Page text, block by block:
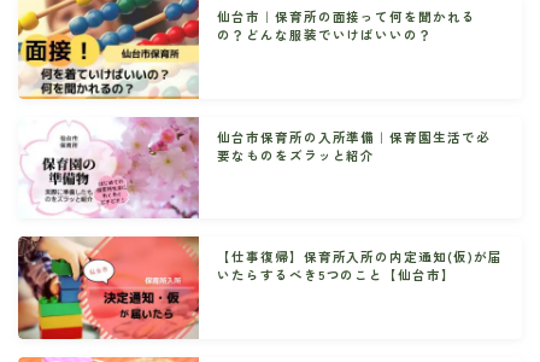
仙台市｜保育所の面接って何を聞かれる
の？どんな服装でいけばいいの？
仙台市保育所の入所準備｜保育園生活で必
要なものをズラッと紹介
【仕事復帰】保育所入所の内定通知(仮)が届
いたらするべき5つのこと【仙台市】